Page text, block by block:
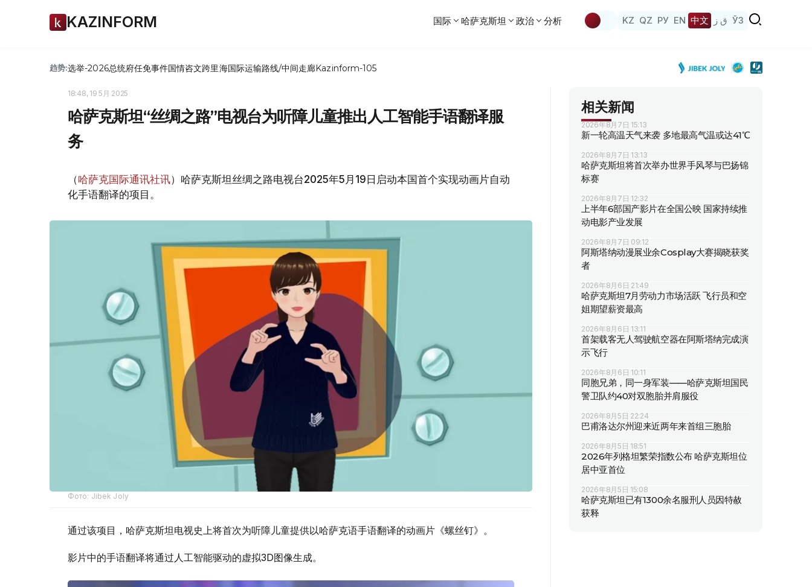
KAZINFORM 国际 哈萨克斯坦 政治 分析 KZ QZ РУ EN 中文 ق ز ЎЗ
趋势:选举-2026总统府任免事件国情咨文跨里海国际运输路线/中间走廊Kazinform-105
18:48, 19 5月 2025
哈萨克斯坦“丝绸之路”电视台为听障儿童推出人工智能手语翻译服
务
（哈萨克国际通讯社讯）哈萨克斯坦丝绸之路电视台2025年5月19日启动本国首个实现动画片自动
化手语翻译的项目。
Фото: Jibek Joly
通过该项目，哈萨克斯坦电视史上将首次为听障儿童提供以哈萨克语手语翻译的动画片《螺丝钉》。
影片中的手语翻译将通过人工智能驱动的虚拟3D图像生成。
相关新闻
2026年8月7日 15:13
新一轮高温天气来袭 多地最高气温或达41℃
2026年8月7日 13:13
哈萨克斯坦将首次举办世界手风琴与巴扬锦
标赛
2026年8月7日 12:32
上半年6部国产影片在全国公映 国家持续推
动电影产业发展
2026年8月7日 09:12
阿斯塔纳动漫展业余Cosplay大赛揭晓获奖
者
2026年8月6日 21:49
哈萨克斯坦7月劳动力市场活跃 飞行员和空
姐期望薪资最高
2026年8月6日 13:11
首架载客无人驾驶航空器在阿斯塔纳完成演
示飞行
2026年8月6日 10:11
同胞兄弟，同一身军装——哈萨克斯坦国民
警卫队约40对双胞胎并肩服役
2026年8月5日 22:24
巴甫洛达尔州迎来近两年来首组三胞胎
2026年8月5日 18:51
2026年列格坦繁荣指数公布 哈萨克斯坦位
居中亚首位
2026年8月5日 15:08
哈萨克斯坦已有1300余名服刑人员因特赦
获释